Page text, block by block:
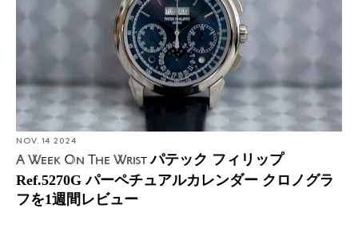
NOV. 14 2024
A Week On The Wrist パテック フィリップ
Ref.5270G パーペチュアルカレンダー クロノグラ
フを1週間レビュー